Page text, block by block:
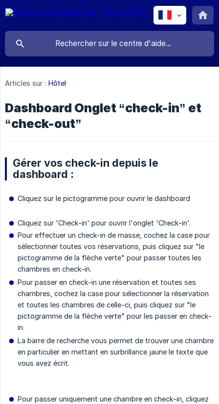
Articles sur : Hôtel
Dashboard Onglet “check-in” et
“check-out”
Gérer vos check-in depuis le
dashboard :
Cliquez sur le pictogramme pour ouvrir le dashboard
Cliquez sur 'Check-in' pour ouvrir l'onglet 'Check-in'.
Pour effectuer un check-in de masse, cochez la case pour
sélectionner toutes vos réservations, puis cliquez sur "le
pictogramme de la flèche verte" pour passer toutes les
chambres en check-in.
Pour passer en check-in une réservation et toutes ses
chambres, cochez la case pour sélectionner la réservation
et toutes les chambres de celle-ci, puis cliquez sur "le
pictogramme de la flèche verte" pour les passer en check-
in.
La barre de recherche vous permet de trouver une chambre
en particulier en mettant en surbrillance jaune le texte que
vous avez écrit.
Pour passer uniquement une chambre en check-in, cliquez